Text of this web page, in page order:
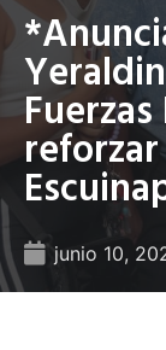
junio 10,